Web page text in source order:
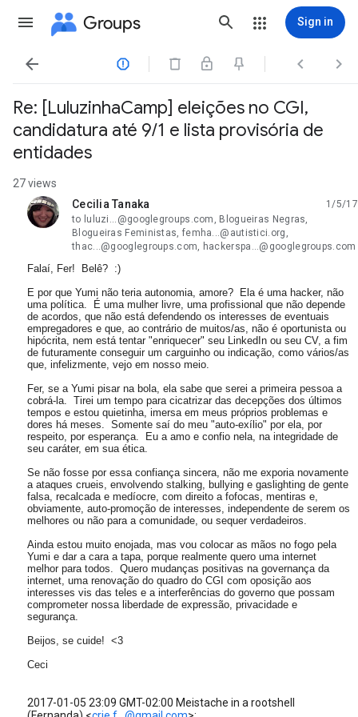
Groups Sign in
   
Re: [LuluzinhaCamp] eleições no CGI,
candidatura até 9/1 e lista provisória de
entidades
27 views
Cecilia Tanaka
unread,
1/5/17
to luluzi...@googlegroups.com, Blogueiras Negras,
Blogueiras Feministas, femha...@autistici.org,
thac...@googlegroups.com, hackerspa...@googlegroups.com
Falaí, Fer! Belê? :)
E por que Yumi não teria autonomia, amore? Ela é uma hacker, não
uma política. É uma mulher livre, uma profissional que não depende
de acordos, que não está defendendo os interesses de eventuais
empregadores e que, ao contrário de muitos/as, não é oportunista ou
hipócrita, nem está tentar "enriquecer" seu LinkedIn ou seu CV, a fim
de futuramente conseguir um carguinho ou indicação, como vários/as
que, infelizmente, vejo em nosso meio.
Fer, se a Yumi pisar na bola, ela sabe que serei a primeira pessoa a
cobrá-la. Tirei um tempo para cicatrizar das decepções dos últimos
tempos e estou quietinha, imersa em meus próprios problemas e
dores há meses. Somente saí do meu "auto-exílio" por ela, por
respeito, por esperança. Eu a amo e confio nela, na integridade de
seu caráter, em sua ética.
Se não fosse por essa confiança sincera, não me exporia novamente
a ataques crueis, envolvendo stalking, bullying e gaslighting de gente
falsa, recalcada e medíocre, com direito a fofocas, mentiras e,
obviamente, auto-promoção de interesses, independente de serem os
melhores ou não para a comunidade, ou sequer verdadeiros.
Ainda estou muito enojada, mas vou colocar as mãos no fogo pela
Yumi e dar a cara a tapa, porque realmente quero uma internet
melhor para todos. Quero mudanças positivas na governança da
internet, uma renovação do quadro do CGI com oposição aos
interesses vis das teles e a interferências do governo que possam
comprometer nossa liberdade de expressão, privacidade e
segurança.
​Beijos, se cuide! <3
Ceci​
2017-01-05 23:09 GMT-02:00 Meistache in a rootshell